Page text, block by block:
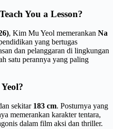
You a Lesson?
, Kim Mu Yeol memerankan Na
yang bertugas
dan pelanggaran di lingkungan
satu perannya yang paling
sekitar 183 cm. Posturnya yang
memerankan karakter tentara,
dalam film aksi dan thriller.